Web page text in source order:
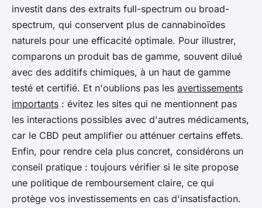
investit dans des extraits full-spectrum ou broad-
spectrum, qui conservent plus de cannabinoïdes
naturels pour une efficacité optimale. Pour illustrer,
comparons un produit bas de gamme, souvent dilué
avec des additifs chimiques, à un haut de gamme
testé et certifié. Et n'oublions pas les avertissements
importants : évitez les sites qui ne mentionnent pas
les interactions possibles avec d'autres médicaments,
car le CBD peut amplifier ou atténuer certains effets.
Enfin, pour rendre cela plus concret, considérons un
conseil pratique : toujours vérifier si le site propose
une politique de remboursement claire, ce qui
protège vos investissements en cas d'insatisfaction.